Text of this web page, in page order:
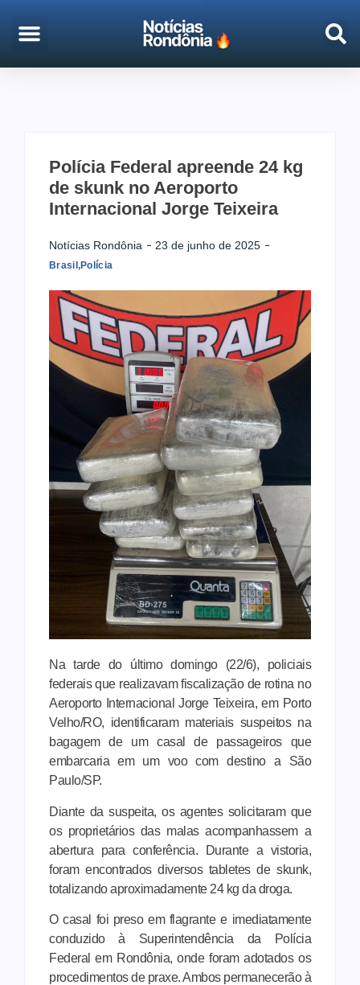
Polícia Federal apreende 24 kg
de skunk no Aeroporto
Internacional Jorge Teixeira
Notícias Rondônia 23 de junho de 2025
Brasil,Polícia
Na tarde do último domingo (22/6), policiais
federais que realizavam fiscalização de rotina no
Aeroporto Internacional Jorge Teixeira, em Porto
Velho/RO, identificaram materiais suspeitos na
bagagem de um casal de passageiros que
embarcaria em um voo com destino a São
Paulo/SP.
Diante da suspeita, os agentes solicitaram que
os proprietários das malas acompanhassem a
abertura para conferência. Durante a vistoria,
foram encontrados diversos tabletes de skunk,
totalizando aproximadamente 24 kg da droga.
O casal foi preso em flagrante e imediatamente
conduzido à Superintendência da Polícia
Federal em Rondônia, onde foram adotados os
procedimentos de praxe. Ambos permanecerão à